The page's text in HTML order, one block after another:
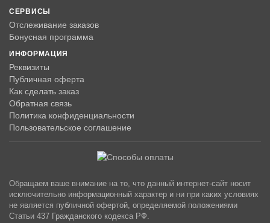
СЕРВИСЫ
Отслеживание заказов
Бонусная программа
ИНФОРМАЦИЯ
Реквизиты
Публичная оферта
Как сделать заказ
Обратная связь
Политика конфиденциальности
Пользовательское соглашение
Обращаем ваше внимание на то, что данный интернет-сайт носит
исключительно информационный характер и ни при каких условиях
не является публичной офертой, определяемой положениями
Статьи 437 Гражданского кодекса РФ.